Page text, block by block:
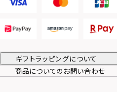
ギフトラッピングについて
商品についてのお問い合わせ